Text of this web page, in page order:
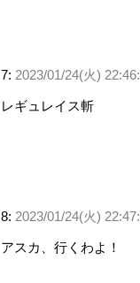
7: 2023/01/24(火)
レギュレイス斬
8: 2023/01/24(火)
アスカ、行くわよ！